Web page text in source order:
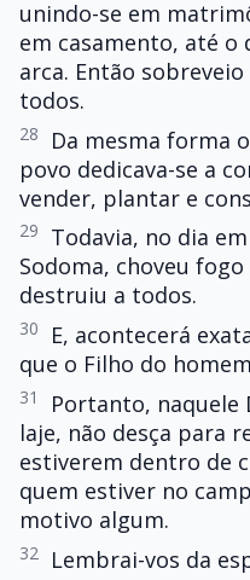
unindo-se em
em casamento, até o
arca. Então
todos.
28
Da mesma forma
povo dedicava-se a
vender, plantar e
29
Todavia, no dia
Sodoma, choveu
destruiu a todos.
30
E, acontecerá
que o Filho do
31
Portanto, naquele
laje, não desça para
estiverem dentro de
quem estiver no
motivo algum.
32 Lembrai-vos da